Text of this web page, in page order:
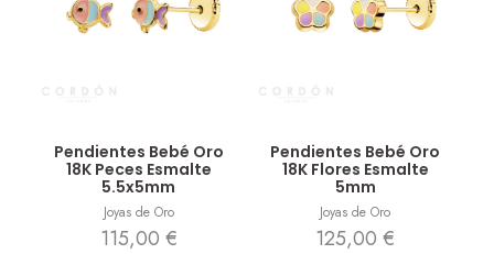
Pendientes Bebé Oro
18K Peces Esmalte
5.5x5mm
Joyas de Oro
115,00 €
Pendientes Bebé Oro
18K Flores Esmalte
5mm
Joyas de Oro
125,00€